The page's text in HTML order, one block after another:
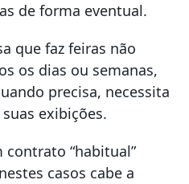
de forma eventual.
que faz feiras não
os dias ou semanas,
precisa, necessita
exibições.
“habitual”
casos cabe a